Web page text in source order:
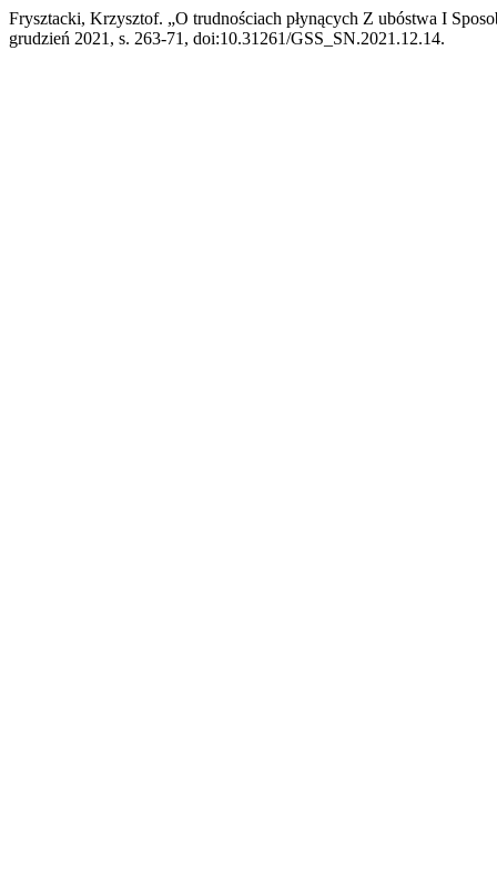
Frysztacki, Krzysztof. „O trudnościach płynących Z ubóstwa I
grudzień 2021, s. 263-71, doi:10.31261/GSS_SN.2021.12.14.